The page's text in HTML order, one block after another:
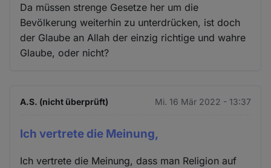
Da müssen strenge Gesetze her um die
Bevölkerung weiterhin zu unterdrücken, ist doch
der Glaube an Allah der einzig richtige und wahre
Glaube, oder nicht?
A.S. (nicht überprüft) Mi. 16 Mär 2022 - 13:37
Ich vertrete die Meinung,
Ich vertrete die Meinung, dass man Religion auf